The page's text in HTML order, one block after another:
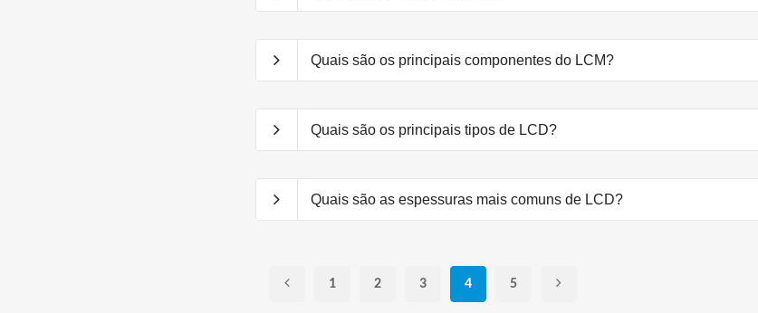
Quais são os principais componentes do LCM?
Quais são os principais tipos de LCD?
Quais são as espessuras mais comuns de LCD?
1 2 3 4 5